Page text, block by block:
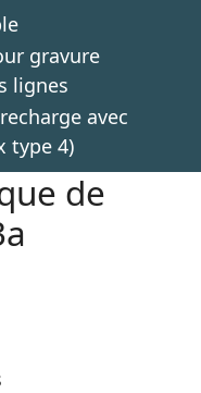
gravure
lignes
avec
type 4)
de